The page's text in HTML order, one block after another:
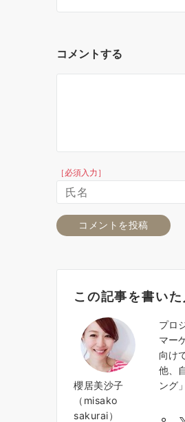
コメントする
［必須入力］
この記事を書いた
櫻居美沙子
（misako
sakurai）
プロ
マー
向け
他、
ング